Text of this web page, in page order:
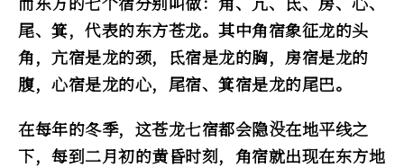
尾、箕，代表的东方苍龙。其中角宿象征龙的头
角，亢宿是龙的颈，氐宿是龙的胸，房宿是龙的
腹，心宿是龙的心，尾宿、箕宿是龙的尾巴。
在每年的冬季，这苍龙七宿都会隐没在地平线之
下，每到二月初的黄昏时刻，角宿就出现在东方地